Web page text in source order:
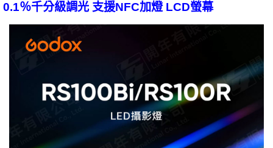
0.1％千分級調光 支援NFC加燈 LCD螢幕